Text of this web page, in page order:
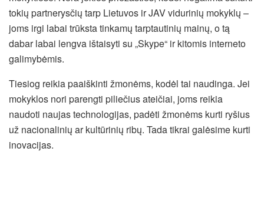
tokių partnerysčių tarp Lietuvos ir JAV vidurinių mokyklų –
joms irgi labai trūksta tinkamų tarptautinių mainų, o tą
dabar labai lengva ištaisyti su „Skype“ ir kitomis interneto
galimybėmis.
Tiesiog reikia paaiškinti žmonėms, kodėl tai naudinga. Jei
mokyklos nori parengti piliečius ateičiai, joms reikia
naudoti naujas technologijas, padėti žmonėms kurti ryšius
už nacionalinių ar kultūrinių ribų. Tada tikrai galėsime kurti
inovacijas.